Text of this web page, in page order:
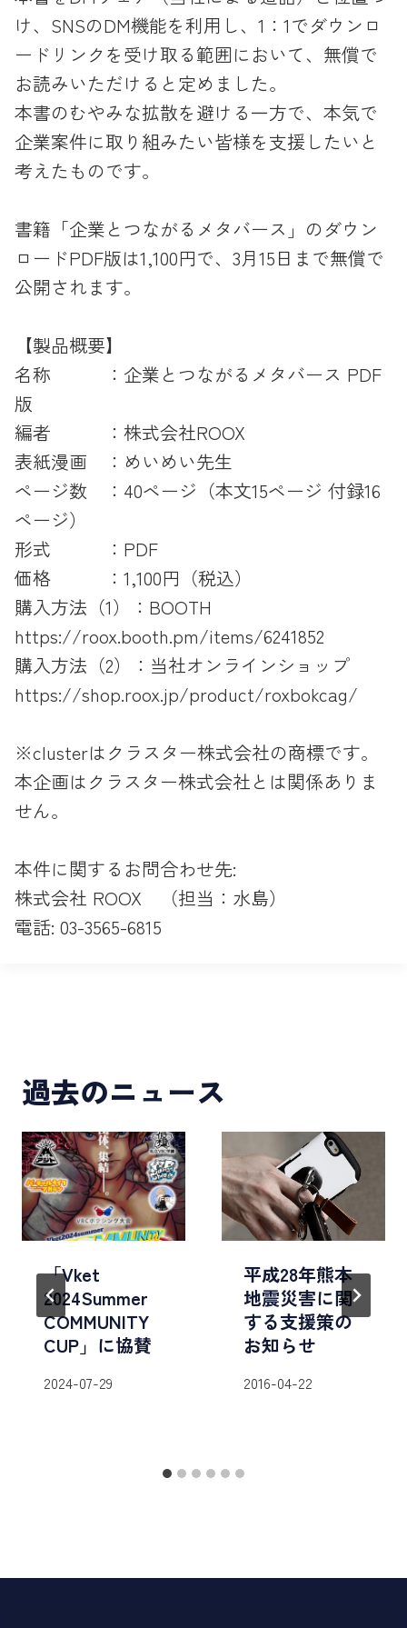
け、SNSのDM機能を利用し、1：1でダウンロ
ードリンクを受け取る範囲において、無償で
お読みいただけると定めました。
本書のむやみな拡散を避ける一方で、本気で
企業案件に取り組みたい皆様を支援したいと
考えたものです。
書籍「企業とつながるメタバース」のダウン
ロードPDF版は1,100円で、3月15日まで無償で
公開されます。
【製品概要】
名称 ：企業とつながるメタバース PDF
版
編者 ：株式会社ROOX
表紙漫画 ：めいめい先生
ページ数 ：40ページ（本文15ページ 付録16
ページ）
形式 ：PDF
価格 ：1,100円（税込）
購入方法（1）：BOOTH
https://roox.booth.pm/items/6241852
購入方法（2）：当社オンラインショップ
https://shop.roox.jp/product/roxbokcag/
※clusterはクラスター株式会社の商標です。
本企画はクラスター株式会社とは関係ありま
せん。
本件に関するお問合わせ先:
株式会社 ROOX （担当：水島）
電話: 03-3565-6815
過去のニュース
「Vket
2024Summer
COMMUNITY
CUP」に協賛
2024-07-29
平成28年熊本
地震災害に関
する支援策の
お知らせ
2016-04-22